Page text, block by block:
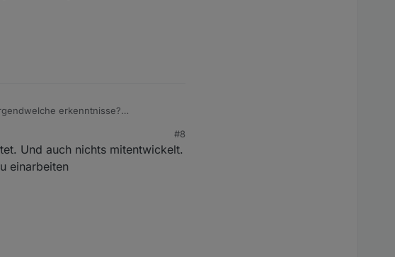
erkenntnisse?
nicht reagiert, bzw tut sich nichts.
oder fenster offen die infrarot
#8
Und auch nichts mitentwickelt.
einarbeiten